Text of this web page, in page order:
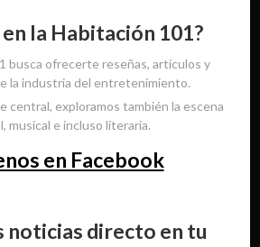
en la Habitación 101?
busca ofrecerte reseñas, artículos y
la industria del entretenimiento.
central, exploramos también la escena
musical e incluso literaria.
en Facebook
noticias directo en tu